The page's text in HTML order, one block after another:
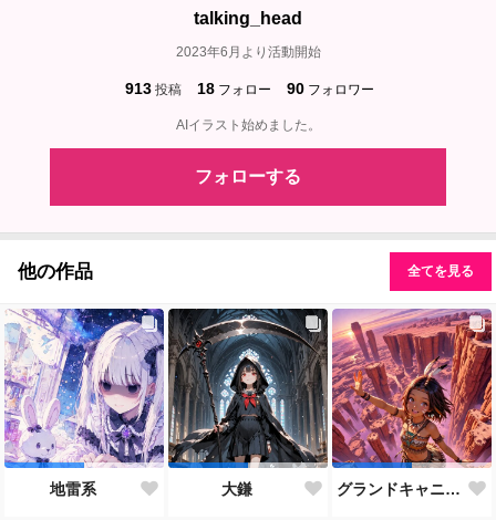
talking_head
2023年6月より活動開始
913 投稿 18 フォロー 90 フォロワー
AIイラスト始めました。
フォローする
他の作品 全てを見る
地雷系 大鎌 グランドキャニオン